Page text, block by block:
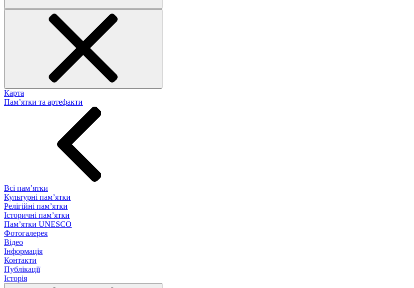
Карта
Пам’ятки та артефакти
Всі пам’ятки
Культурні пам’ятки
Релігійні пам’ятки
Історичні пам’ятки
Пам’ятки UNESCO
Фотогалерея
Відео
Інформація
Контакти
Публікації
Історія